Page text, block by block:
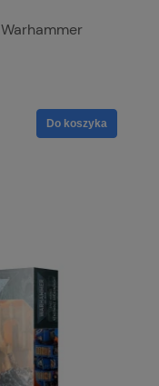
Do koszyka